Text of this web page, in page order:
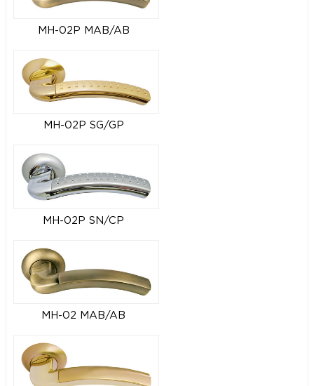
MH-02P MAB/AB
MH-02P SG/GP
MH-02P SN/CP
MH-02 MAB/AB